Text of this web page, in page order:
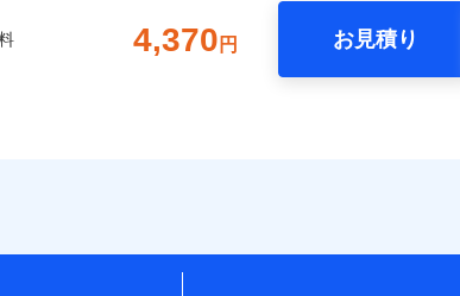
4,370 円 お見積り